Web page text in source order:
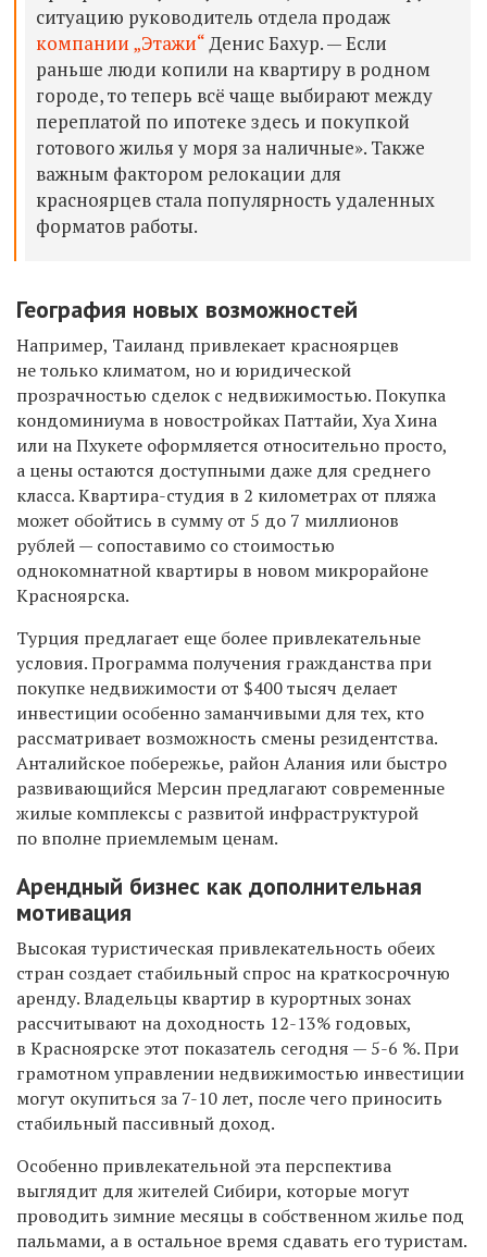
ситуацию руководитель отдела продаж
компании „Этажи“Денис Бахур. — Если
раньше люди копили на квартиру в родном
городе, то теперь всё чаще выбирают между
переплатой по ипотеке здесь и покупкой
готового жилья у моря за наличные». Также
важным фактором релокации для
красноярцев стала популярность удаленных
форматов работы.
География новых возможностей
Например, Таиланд привлекает красноярцев
не только климатом, но и юридической
прозрачностью сделок с недвижимостью. Покупка
кондоминиума в новостройках Паттайи, Хуа Хина
или на Пхукете оформляется относительно просто,
а цены остаются доступными даже для среднего
класса. Квартира-студия в 2 километрах от пляжа
может обойтись в сумму от 5 до 7 миллионов
рублей — сопоставимо со стоимостью
однокомнатной квартиры в новом микрорайоне
Красноярска.
Турция предлагает еще более привлекательные
условия. Программа получения гражданства при
покупке недвижимости от $400 тысяч делает
инвестиции особенно заманчивыми для тех, кто
рассматривает возможность смены резидентства.
Анталийское побережье, район Алания или быстро
развивающийся Мерсин предлагают современные
жилые комплексы с развитой инфраструктурой
по вполне приемлемым ценам.
Арендный бизнес как дополнительная
мотивация
Высокая туристическая привлекательность обеих
стран создает стабильный спрос на краткосрочную
аренду. Владельцы квартир в курортных зонах
рассчитывают на доходность 12-13% годовых,
в Красноярске этот показатель сегодня — 5-6 %. При
грамотном управлении недвижимостью инвестиции
могут окупиться за 7-10 лет, после чего приносить
стабильный пассивный доход.
Особенно привлекательной эта перспектива
выглядит для жителей Сибири, которые могут
проводить зимние месяцы в собственном жилье под
пальмами, а в остальное время сдавать его туристам.